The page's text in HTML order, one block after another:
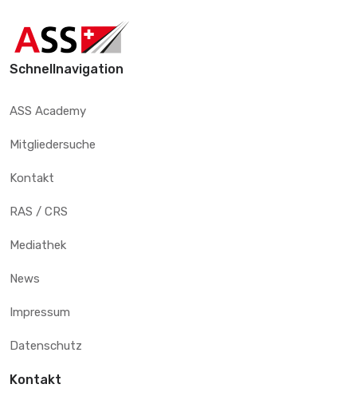
Schnellnavigation
ASS Academy
Mitgliedersuche
Kontakt
RAS / CRS
Mediathek
News
Impressum
Datenschutz
Kontakt